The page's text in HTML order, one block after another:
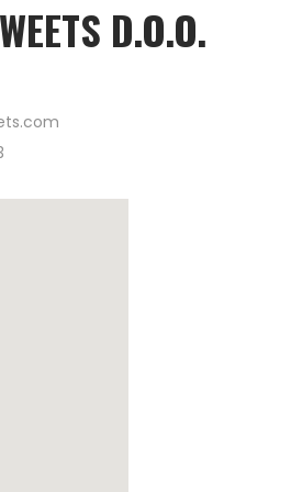
D.O.O.